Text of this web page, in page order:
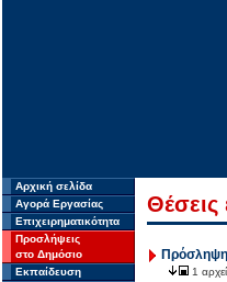
Αρχική σελίδα
Αγορά Εργασίας
Επιχειρηματικότητα
Προσλήψεις
στο Δημόσιο
Εκπαίδευση
1